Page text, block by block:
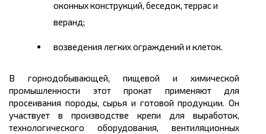
оконных конструкций, беседок, террас и
веранд;
возведения легких ограждений и клеток.
В горнодобывающей, пищевой и химической
промышленности этот прокат применяют для
просеивания породы, сырья и готовой продукции. Он
участвует в производстве крепи для выработок,
технологического оборудования, вентиляционных